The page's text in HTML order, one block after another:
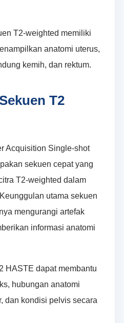
T2-weighted memiliki
anatomi uterus,
kemih, dan rektum.
T2
Acquisition Single-shot
sekuen cepat yang
T2-weighted dalam
utama sekuen
mengurangi artefak
informasi anatomi
HASTE dapat membantu
hubungan anatomi
dan kondisi pelvis secara